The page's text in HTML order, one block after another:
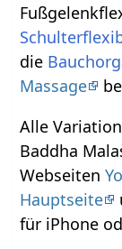
die
Massage
Alle
Baddha
Webseiten
Hauptseite
für iPhone